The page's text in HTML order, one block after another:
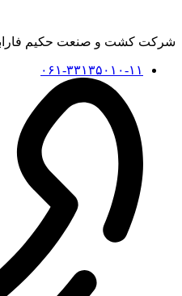
شرکت کشت و صنعت حکیم
۰۶۱-۳۳۱۳۵۰۱۰-۱۱